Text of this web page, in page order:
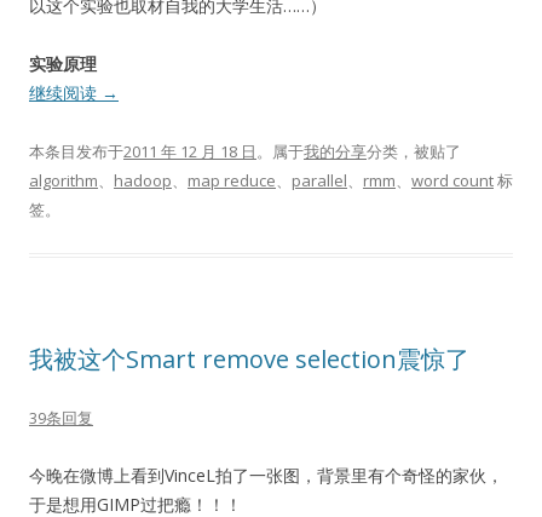
以这个实验也取材自我的大学生活……）
实验原理
继续阅读 →
本条目发布于2011 年 12 月 18 日。属于我的分享分类，被贴了
algorithm、 hadoop、 map reduce、 parallel、 rmm、 word count标
签。
我被这个Smart remove selection震惊了
39条回复
今晚在微博上看到VinceL拍了一张图，背景里有个奇怪的家伙，
于是想用GIMP过把瘾！！！